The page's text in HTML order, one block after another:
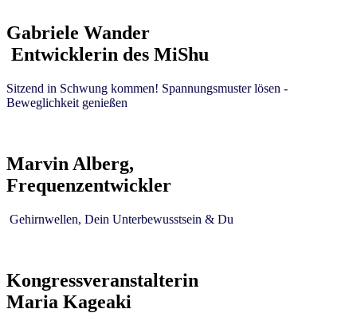
Gabriele Wander
Entwicklerin des MiShu
Sitzend in Schwung kommen! Spannungsmuster lösen -
Beweglichkeit genießen
Marvin Alberg,
Frequenzentwickler
Gehirnwellen, Dein Unterbewusstsein & Du
Kongressveranstalterin
Maria Kageaki